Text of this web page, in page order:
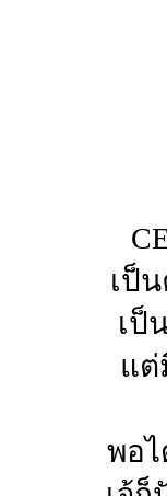
เป็
เป็
แต่
พอ